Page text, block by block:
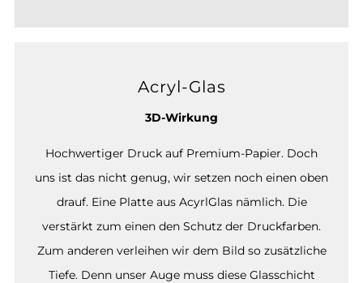
Acryl-Glas
3D-Wirkung
Hochwertiger Druck auf Premium-Papier. Doch
uns ist das nicht genug, wir setzen noch einen oben
drauf. Eine Platte aus AcyrlGlas nämlich. Die
verstärkt zum einen den Schutz der Druckfarben.
Zum anderen verleihen wir dem Bild so zusätzliche
Tiefe. Denn unser Auge muss diese Glasschicht